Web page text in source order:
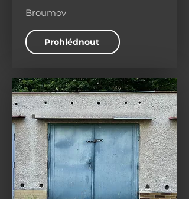
Broumov
Prohlédnout